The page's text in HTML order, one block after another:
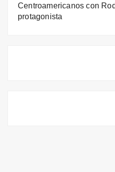
Centroamericanos con
protagonista